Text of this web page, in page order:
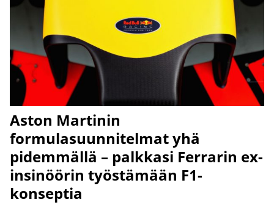
Aston Martinin
formulasuunnitelmat yhä
pidemmällä – palkkasi Ferrarin ex-
insinöörin työstämään F1-
konseptia